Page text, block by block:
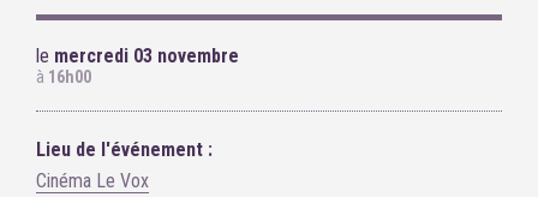
le mercredi 03 novembre
à 16h00
Lieu de l'événement :
Cinéma Le Vox